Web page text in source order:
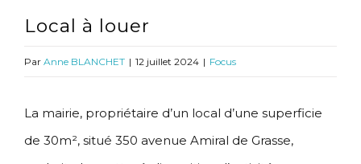
Local à louer
Par Anne BLANCHET | 12 juillet 2024 | Focus
La mairie, propriétaire d’un local d’une superficie
de 30m², situé 350 avenue Amiral de Grasse,